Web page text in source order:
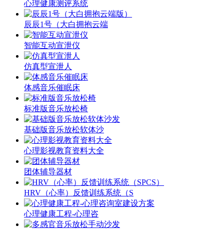
心理健康测评系统
辰辰1号（大白拥抱云端
智能互动宣泄仪
仿真型宣泄人
体感音乐催眠床
标准版音乐放松椅
基础版音乐放松软体沙
心理影视教育资料大全
团体辅导器材
HRV（心率）反馈训练系统（S
心理健康工程-心理咨